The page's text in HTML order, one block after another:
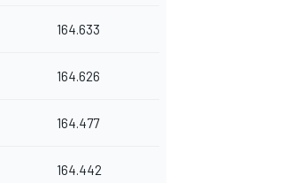
164.633
164.626
164.477
164.442